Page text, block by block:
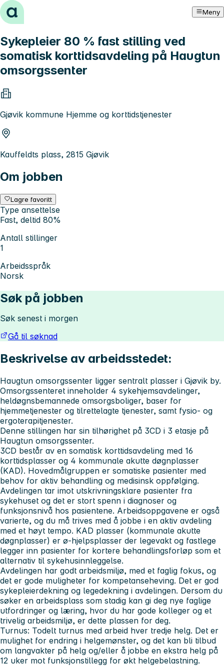
Hopp til innhold Meny
Sykepleier 80 % fast stilling ved
somatisk korttidsavdeling på Haugtun
omsorgssenter
Gjøvik kommune Hjemme og korttidstjenester
Kauffeldts plass, 2815 Gjøvik
Om jobben
Lagre favoritt
Type ansettelse
Fast, deltid 80%
Antall stillinger
1
Arbeidsspråk
Norsk
Søk på jobben
Søk senest i morgen
Gå til søknad
Beskrivelse av arbeidsstedet:
Haugtun omsorgssenter ligger sentralt plasser i Gjøvik by.
Omsorgssenteret inneholder 4 sykehjemsavdelinger,
heldøgnsbemannede omsorgsboliger, baser for
hjemmetjenester og tilrettelagte tjenester, samt fysio- og
ergoterapitjenester.
Denne stillingen har sin tilhørighet på 3CD i 3 etasje på
Haugtun omsorgssenter.
3CD består av en somatisk korttidsavdeling med 16
korttidsplasser og 4 kommunale akutte døgnplasser
(KAD). Hovedmålgruppen er somatiske pasienter med
behov for aktiv behandling og medisinsk oppfølging.
Avdelingen tar imot utskrivningsklare pasienter fra
sykehuset og det er stort spenn i diagnoser og
funksjonsnivå hos pasientene. Arbeidsoppgavene er også
varierte, og du må trives med å jobbe i en aktiv avdeling
med et høyt tempo. KAD plasser (kommunale akutte
døgnplasser) er ø-hjelpsplasser der legevakt og fastlege
legger inn pasienter for kortere behandlingsforløp som et
alternativ til sykehusinnleggelse.
Avdelingen har godt arbeidsmiljø, med et faglig fokus, og
det er gode muligheter for kompetanseheving. Det er god
sykepleierdekning og legedekning i avdelingen. Dersom du
søker en arbeidsplass som stadig kan gi deg nye faglige
utfordringer og læring, hvor du har gode kolleger og et
trivelig arbeidsmiljø, er dette plassen for deg.
Turnus: Todelt turnus med arbeid hver tredje helg. Det er
mulighet for endring i helgemønster, og det kan bli tilbud
om langvakter på helg og/eller å jobbe en ekstra helg på
12 uker mot funksjonstillegg for økt helgebelastning.